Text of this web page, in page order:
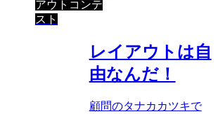
アウトコンテ
スト
レイアウトは自
由なんだ！
顧問のタナカカツキで